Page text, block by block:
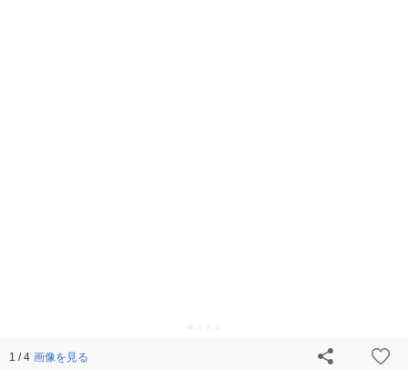
1 / 4 画像を見る